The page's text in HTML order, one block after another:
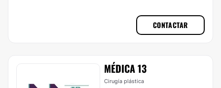
CONTACTAR
MÉDICA 13
Cirugía plástica